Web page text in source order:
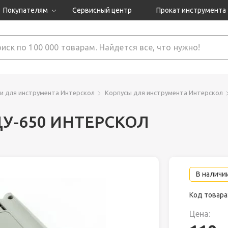
Покупателям
Как оформить заказ?
Сервисный центр Прокат инструмента
для инструмента Интерскол Корпусы для инструмента Интерскол
650 ИНТЕРСКОЛ
В
Код
Цена: